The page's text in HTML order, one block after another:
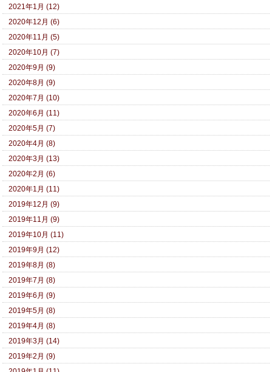
2021年1月 (12)
2020年12月 (6)
2020年11月 (5)
2020年10月 (7)
2020年9月 (9)
2020年8月 (9)
2020年7月 (10)
2020年6月 (11)
2020年5月 (7)
2020年4月 (8)
2020年3月 (13)
2020年2月 (6)
2020年1月 (11)
2019年12月 (9)
2019年11月 (9)
2019年10月 (11)
2019年9月 (12)
2019年8月 (8)
2019年7月 (8)
2019年6月 (9)
2019年5月 (8)
2019年4月 (8)
2019年3月 (14)
2019年2月 (9)